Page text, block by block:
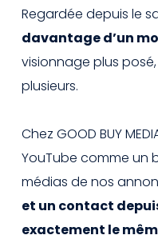
Regardée depuis le
davantage d’un
visionnage plus
plusieurs.
Chez GOOD BUY
YouTube comme un
médias de nos
et un contact
exactement le